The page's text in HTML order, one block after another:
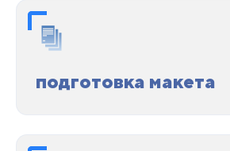
подготовка макета